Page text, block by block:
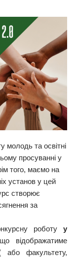
молодь та освітні
просуванні у
того, маємо на
установ у цей
створює
за
роботу у
відображатиме
або факультету,